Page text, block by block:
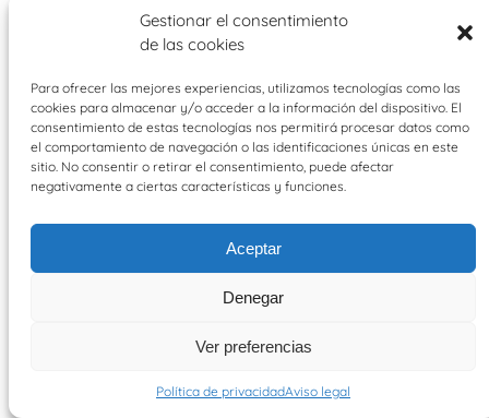
Gestionar el consentimiento
de las cookies
Para ofrecer las mejores experiencias, utilizamos tecnologías como las
cookies para almacenar y/o acceder a la información del dispositivo. El
consentimiento de estas tecnologías nos permitirá procesar datos como
el comportamiento de navegación o las identificaciones únicas en este
sitio. No consentir o retirar el consentimiento, puede afectar
negativamente a ciertas características y funciones.
Aceptar
Denegar
Ver preferencias
Política de privacidadAviso legal
Twitter
bicibus.eu·aviso legal·política de privacidad·
hola@bicibus.eu